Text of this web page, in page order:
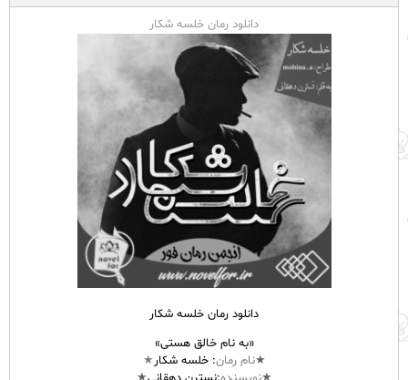
دانلود رمان خلسه شکار
دانلود رمان خلسه شکار
«به نام خالق هستی»
★نام رمان: خلسه شکار★